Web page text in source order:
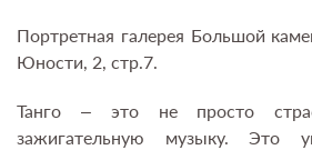
Портретная галерея Большой
Юности, 2, стр.7.
Танго – это не просто
зажигательную музыку. Это